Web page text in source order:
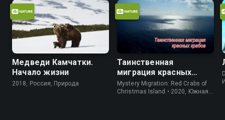
Медведи Камчатки.
Начало жизни
2018, Россия, Природа
Таинственная
миграция красных
крабов
Mystery Migration: Red Crabs of
Christmas Island • 2020, Южная